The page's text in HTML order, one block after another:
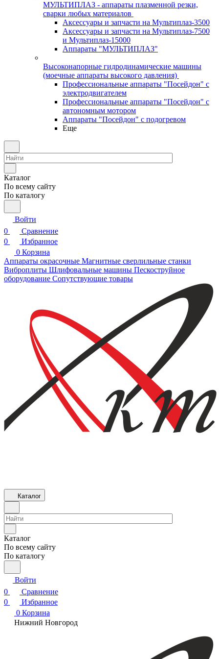
МУЛЬТИПЛАЗ - аппараты плазменной резки,
сварки любых материалов
Аксессуары и запчасти на Мультиплаз-3500
Аксессуары и запчасти на Мультиплаз-7500
и Мультиплаз-15000
Аппараты "МУЛЬТИПЛАЗ"
Высоконапорные гидродинамические машины
(моечные аппараты высокого давления)
Профессиональные аппараты "Посейдон" с
электродвигателем
Профессиональные аппараты "Посейдон" с
автономным мотором
Аппараты "Посейдон" с подогревом
Еще
Каталог
По всему сайту
По каталогу
Войти
0
Сравнение
0
Избранное
0 Корзина
Аппараты окрасочные Магнитные сверлильные станки
Виброплиты Шлифовальные машины Пескоструйное
оборудование Сопутствующие товары
Каталог
Каталог
По всему сайту
По каталогу
Войти
0
Сравнение
0
Избранное
0 Корзина
Нижний Новгород